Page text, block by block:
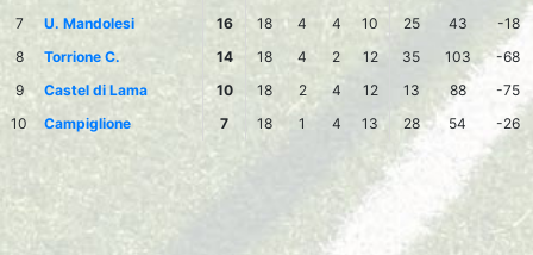
7
U. Mandolesi 16 18 4 4 10 25 43
-18
8
Torrione C. 14 18 4 2 12 35 103
-68
9
Castel di Lama 10 18 2 4 12 13 88
-75
10
Campiglione 7 18 1 4 13 28 54 -26